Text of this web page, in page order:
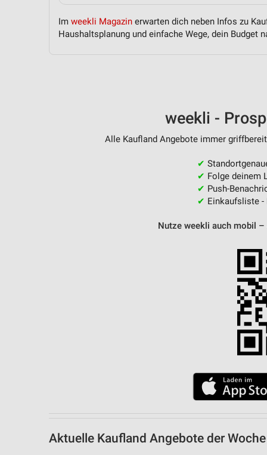
Im weekli Magazin erwarten dich neben Infos zu
Haushaltsplanung und einfache Wege, dein Budget
weekli -
Alle Kaufland Angebote immer
✔
✔ Folge deinem
✔ Push-
✔ Einkaufsliste -
Nutze weekli auch mobil –
Aktuelle Kaufland Angebote der
IAB-Besonderheiten:
Geräte anhand von aktiv angeforderten Informationen